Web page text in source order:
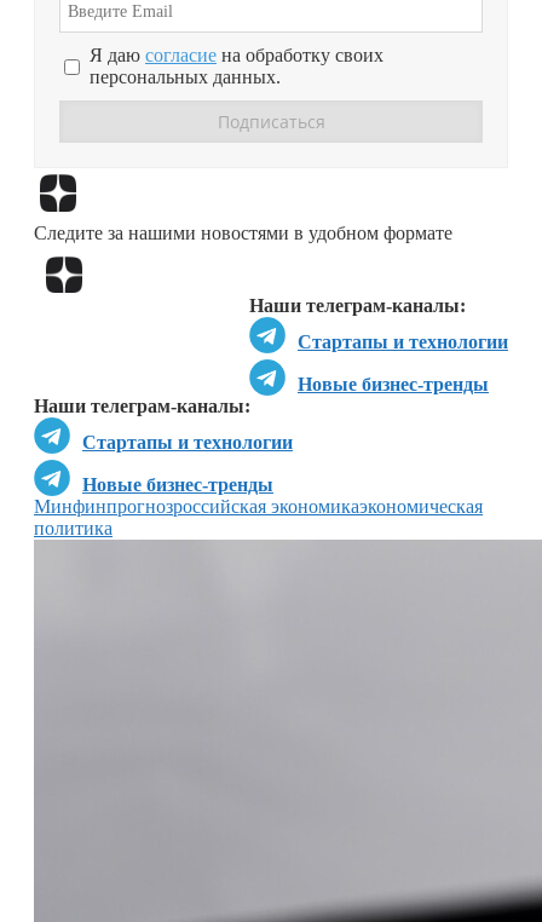
Я даю согласие на обработку своих
персональных данных.
Следите за нашими новостями в удобном формате
Наши телеграм-каналы:
Стартапы и технологии
Новые бизнес-тренды
Наши телеграм-каналы:
Стартапы и технологии
Новые бизнес-тренды
Минфинпрогнозроссийская экономикаэкономическая
политика